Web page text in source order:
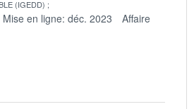
(IGEDD)
Mise en ligne: déc. 2023
Affaire